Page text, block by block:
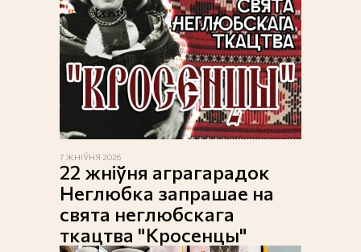
7 ЖНІЎНЯ 2026
22 жніўня аграгарадок
Неглюбка запрашае на
свята неглюбскага
ткацтва "Кросенцы"